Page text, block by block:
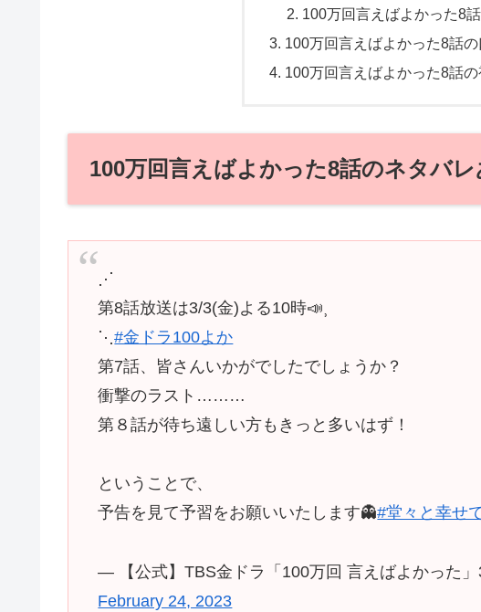
100万回言えばよかった8
100万回言えばよかった8話
100万回言えばよかった8話の
100万回言えばよかった8話のネタバ
⋰
第8話放送は3/3(金)よる10時📣⸒
⋱#金ドラ100よか
第7話、皆さんいかがでしたでしょうか？
衝撃のラスト………
第８話が待ち遠しい方もきっと多いはず！
ということで、
予告を見て予習をお願いいたします👻#堂々と幸せ
— 【公式】TBS金ドラ「100万回 言えばよかった
February 24, 2023